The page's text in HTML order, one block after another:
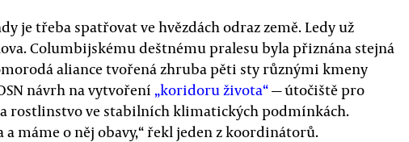
je třeba spatřovat ve hvězdách odraz země. Ledy už
Columbijskému deštnému pralesu byla přiznána stejná
aliance tvořená zhruba pěti sty různými kmeny
návrh na vytvoření „koridoru života“— útočiště pro
rostlinstvo ve stabilních klimatických podmínkách.
a máme o něj obavy,“ řekl jeden z koordinátorů.